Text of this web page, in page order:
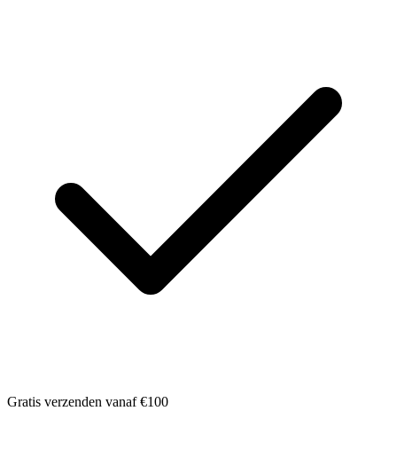
Gratis verzenden vanaf €100